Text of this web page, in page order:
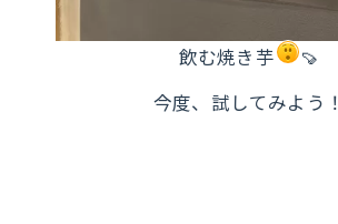
飲む焼き芋
🍠
今度、試してみよう！